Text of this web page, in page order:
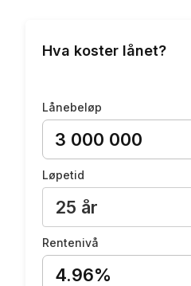
Hva koster lånet?
Lånebeløp
Løpetid
Rentenivå
4.96%